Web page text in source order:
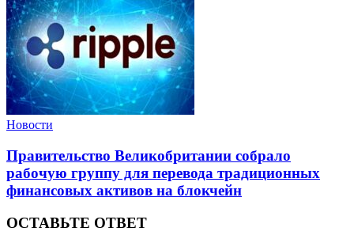
Новости
Правительство Великобритании собрало
рабочую группу для перевода традиционных
финансовых активов на блокчейн
ОСТАВЬТЕ ОТВЕТ